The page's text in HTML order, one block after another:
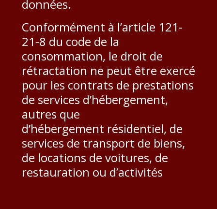
données.
Conformément à l’article 121-
21-8 du code de la
consommation, le droit de
rétractation ne peut être exercé
pour les contrats de prestations
de services d’hébergement,
autres que
d’hébergement résidentiel, de
services de transport de biens,
de locations de voitures, de
restauration ou d’activités